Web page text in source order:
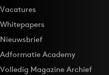
Vacatures
Whitepapers
Nieuwsbrief
Adformatie Academy
Volledig Magazine Archief